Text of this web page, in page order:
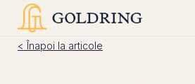
< Înapoi la articole